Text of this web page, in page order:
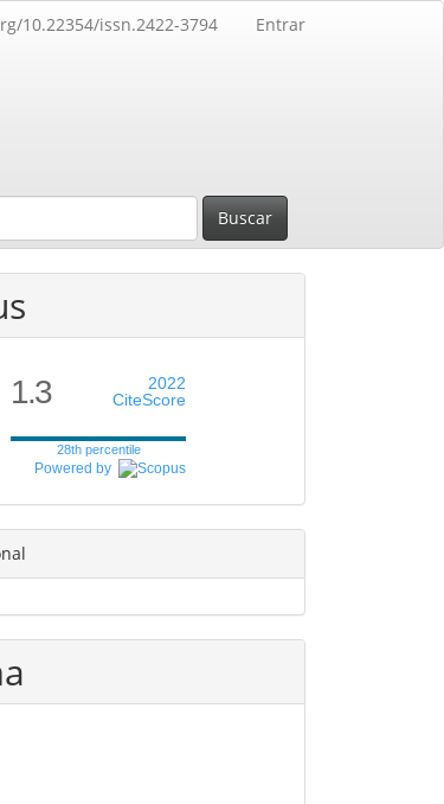
10.22354/issn.2422-3794 Entrar
Buscar
1.3
2022
CiteScore
28th percentile
Powered by